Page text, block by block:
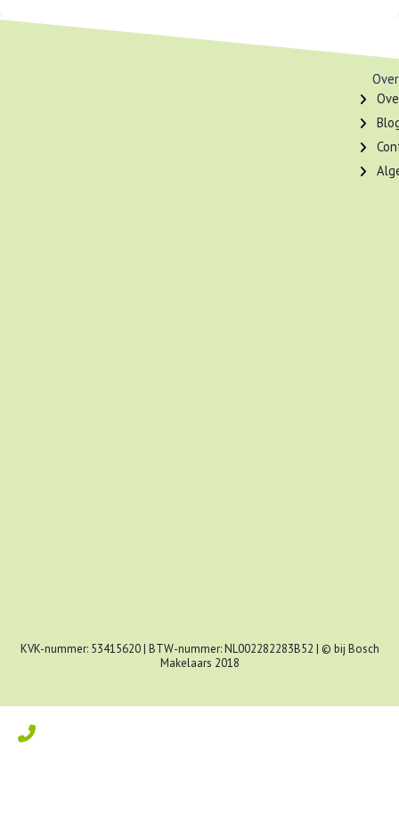
KVK-nummer: 53415620 | BTW-nummer: NL002282283B52 | © bij Bosch
Makelaars 2018